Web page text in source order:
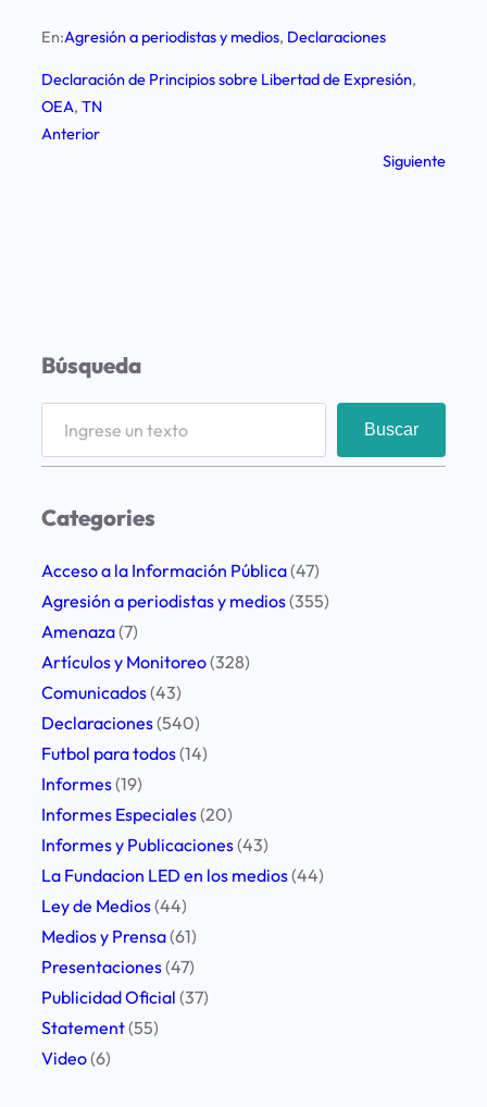
En:Agresión a periodistas y medios, Declaraciones
Declaración de Principios sobre Libertad de Expresión
OEA, TN
Anterior
Siguiente
Búsqueda
r
h
Buscar
Categories
Acceso a la Información Pública(47)
Agresión a periodistas y medios(355)
Amenaza(7)
Artículos y Monitoreo(328)
Comunicados(43)
Declaraciones(540)
Futbol para todos(14)
Informes(19)
Informes Especiales(20)
Informes y Publicaciones(43)
La Fundacion LED en los medios(44)
Ley de Medios(44)
Medios y Prensa(61)
Presentaciones(47)
Publicidad Oficial (37)
Statement(55)
Video(6)